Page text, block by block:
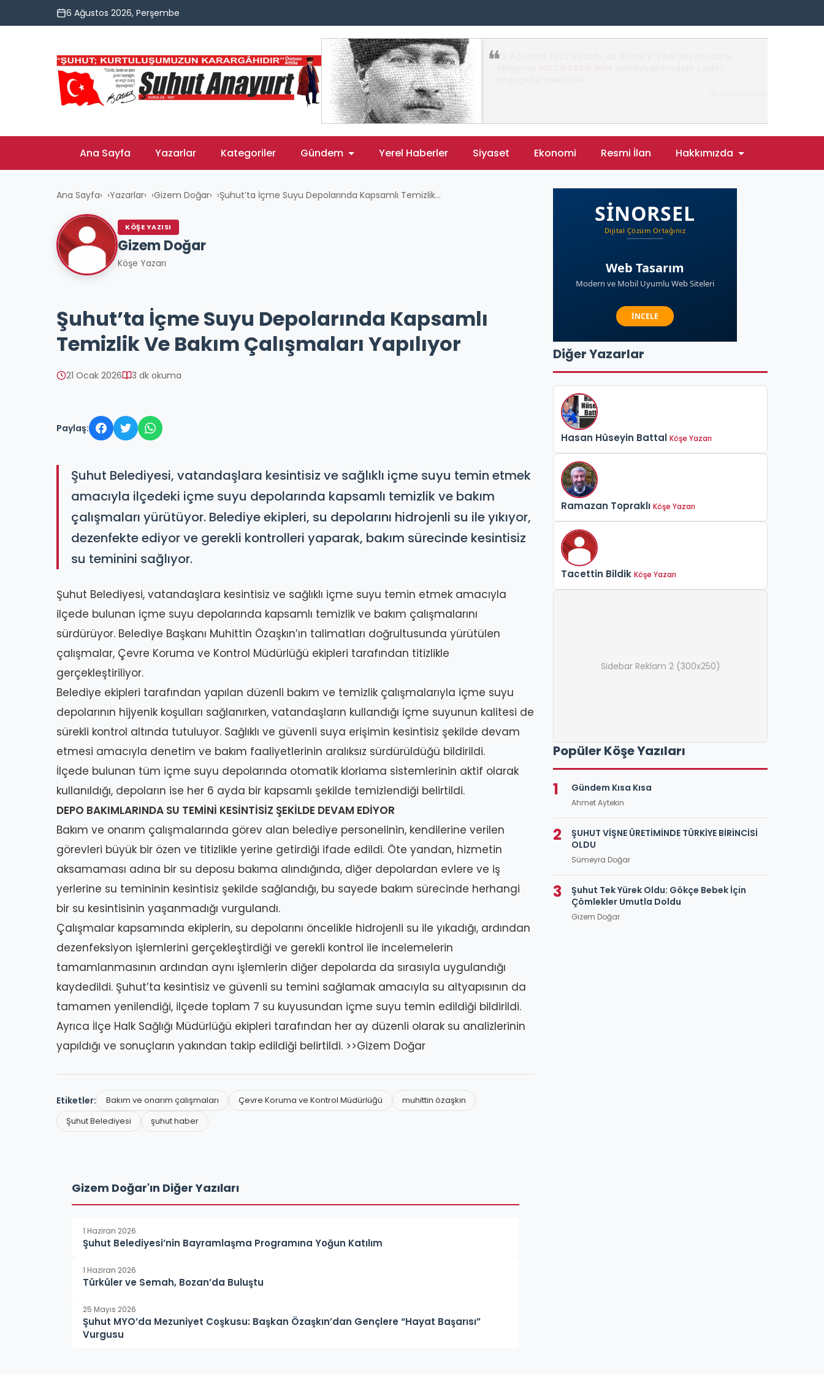
6 Ağustos 2026, Perşembe
Ana Sayfa Yazarlar Kategoriler Gündem Yerel Haberler Siyaset Ekonomi Resmi İlan Hakkımızda
Ana Sayfa› Yazarlar› Gizem Doğar› Şuhut’ta İçme Suyu Depolarında Kapsamlı Temizlik...
KÖŞE YAZISI
Gizem Doğar
Köşe Yazarı
Şuhut’ta İçme Suyu Depolarında Kapsamlı
Temizlik Ve Bakım Çalışmaları Yapılıyor
21 Ocak 2026 3 dk okuma
Paylaş:
Şuhut Belediyesi, vatandaşlara kesintisiz ve sağlıklı içme suyu temin etmek
amacıyla ilçedeki içme suyu depolarında kapsamlı temizlik ve bakım
çalışmaları yürütüyor. Belediye ekipleri, su depolarını hidrojenli su ile yıkıyor,
dezenfekte ediyor ve gerekli kontrolleri yaparak, bakım sürecinde kesintisiz
su teminini sağlıyor.
Şuhut Belediyesi, vatandaşlara kesintisiz ve sağlıklı içme suyu temin etmek amacıyla
ilçede bulunan içme suyu depolarında kapsamlı temizlik ve bakım çalışmalarını
sürdürüyor. Belediye Başkanı Muhittin Özaşkın’ın talimatları doğrultusunda yürütülen
çalışmalar, Çevre Koruma ve Kontrol Müdürlüğü ekipleri tarafından titizlikle
gerçekleştiriliyor.
Belediye ekipleri tarafından yapılan düzenli bakım ve temizlik çalışmalarıyla içme suyu
depolarının hijyenik koşulları sağlanırken, vatandaşların kullandığı içme suyunun kalitesi de
sürekli kontrol altında tutuluyor. Sağlıklı ve güvenli suya erişimin kesintisiz şekilde devam
etmesi amacıyla denetim ve bakım faaliyetlerinin aralıksız sürdürüldüğü bildirildi.
İlçede bulunan tüm içme suyu depolarında otomatik klorlama sistemlerinin aktif olarak
kullanıldığı, depoların ise her 6 ayda bir kapsamlı şekilde temizlendiği belirtildi.
DEPO BAKIMLARINDA SU TEMİNİ KESİNTİSİZ ŞEKİLDE DEVAM EDİYOR
Bakım ve onarım çalışmalarında görev alan belediye personelinin, kendilerine verilen
görevleri büyük bir özen ve titizlikle yerine getirdiği ifade edildi. Öte yandan, hizmetin
aksamaması adına bir su deposu bakıma alındığında, diğer depolardan evlere ve iş
yerlerine su temininin kesintisiz şekilde sağlandığı, bu sayede bakım sürecinde herhangi
bir su kesintisinin yaşanmadığı vurgulandı.
Çalışmalar kapsamında ekiplerin, su depolarını öncelikle hidrojenli su ile yıkadığı, ardından
dezenfeksiyon işlemlerini gerçekleştirdiği ve gerekli kontrol ile incelemelerin
tamamlanmasının ardından aynı işlemlerin diğer depolarda da sırasıyla uygulandığı
kaydedildi. Şuhut’ta kesintisiz ve güvenli su temini sağlamak amacıyla su altyapısının da
tamamen yenilendiği, ilçede toplam 7 su kuyusundan içme suyu temin edildiği bildirildi.
Ayrıca İlçe Halk Sağlığı Müdürlüğü ekipleri tarafından her ay düzenli olarak su analizlerinin
yapıldığı ve sonuçların yakından takip edildiği belirtildi. >>Gizem Doğar
Etiketler: Bakım ve onarım çalışmaları Çevre Koruma ve Kontrol Müdürlüğü
muhittin özaşkın
Şuhut Belediyesi
şuhut haber
Gizem Doğar'ın Diğer Yazıları
1 Haziran 2026
Şuhut Belediyesi’nin Bayramlaşma Programına Yoğun Katılım
1 Haziran 2026
Türküler ve Semah, Bozan’da Buluştu
25 Mayıs 2026
Şuhut MYO’da Mezuniyet Coşkusu: Başkan Özaşkın’dan Gençlere “Hayat Başarısı”
Vurgusu
Diğer Yazarlar
Hasan Hüseyin Battal Köşe Yazarı
Ramazan Topraklı Köşe Yazarı
Tacettin Bildik Köşe Yazarı
Sidebar Reklam 2 (300x250)
Popüler Köşe Yazıları
1 Gündem Kısa Kısa
Ahmet Aytekin
2
ŞUHUT VİŞNE ÜRETİMİNDE TÜRKİYE BİRİNCİSİ
OLDU
Sümeyra Doğar
3
Şuhut Tek Yürek Oldu: Gökçe Bebek İçin
Çömlekler Umutla Doldu
Gizem Doğar